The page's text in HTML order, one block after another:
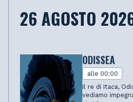
26 AGOSTO
ODISSEA
alle 00:00
Il re di Itaca,
vediamo